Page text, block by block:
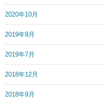
2020年10月
2019年9月
2019年7月
2018年12月
2018年9月